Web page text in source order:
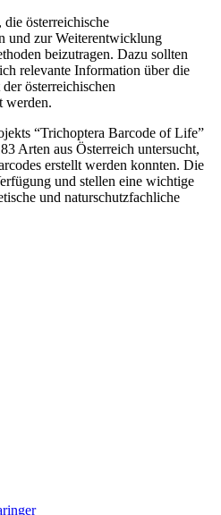
österreichische
und zur Weiterentwicklung
beizutragen. Dazu sollten
relevante Information über die
österreichischen
werden.
“Trichoptera Barcode of Life”
Arten aus Österreich untersucht,
erstellt werden konnten. Die
und stellen eine wichtige
und naturschutzfachliche